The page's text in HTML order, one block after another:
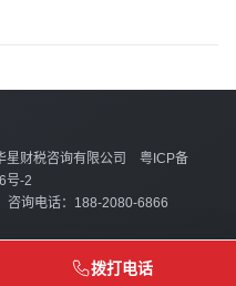
星财税咨询有限公司 粤ICP备
号-2
询电话：188-2080-6866
拨打电话